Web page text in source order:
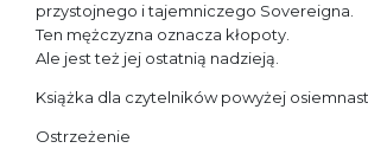
przystojnego i tajemniczego Sovereigna.
Ten mężczyzna oznacza kłopoty.
Ale jest też jej ostatnią nadzieją.
Książka dla czytelników powyżej
Ostrzeżenie